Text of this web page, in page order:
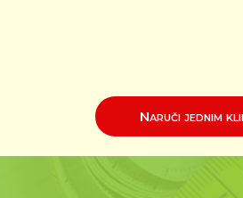
Naruči jednim